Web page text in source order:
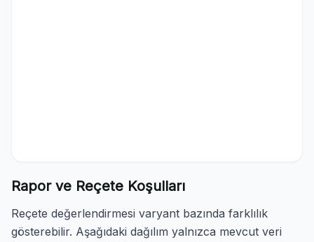
Rapor ve Reçete Koşulları
Reçete değerlendirmesi varyant bazında farklılık
gösterebilir. Aşağıdaki dağılım yalnızca mevcut veri